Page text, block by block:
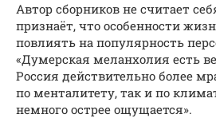
Автор сборников не считает
признаёт, что особенности
повлиять на популярность
«Думерская меланхолия есть
Россия действительно более
по менталитету, так и по
немного острее ощущается».